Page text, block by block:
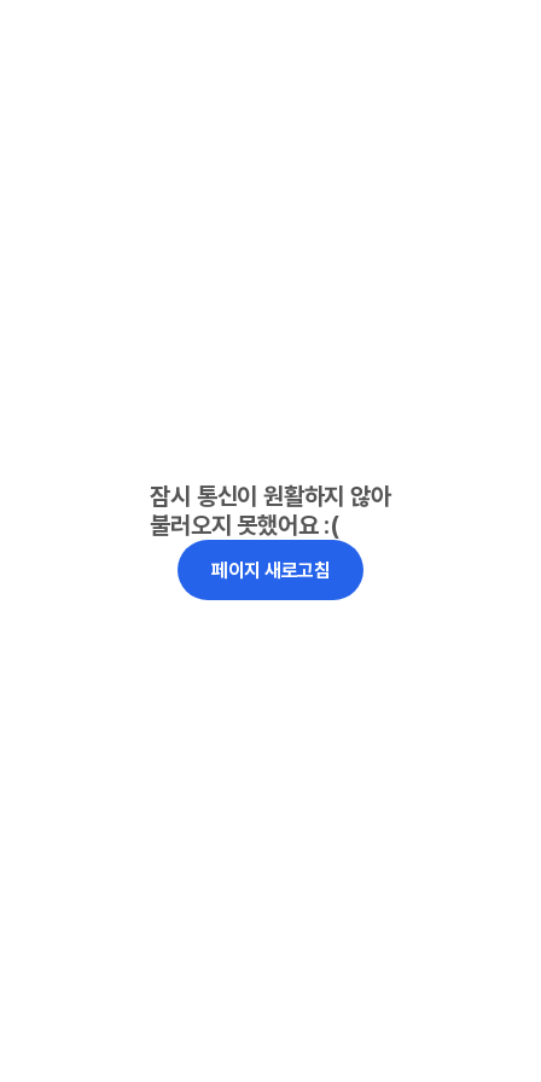
잠시 통신이 원활하지 않아
불러오지 못했어요 :(
페이지 새로고침